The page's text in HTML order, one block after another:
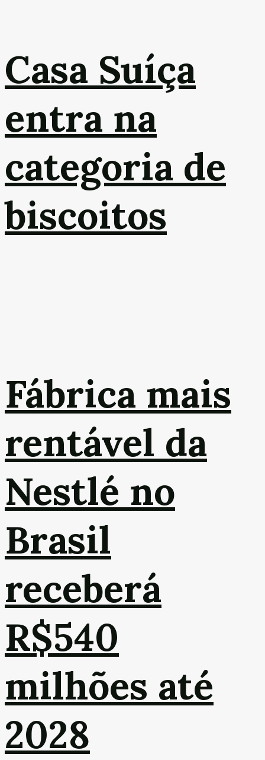
Casa Suíça
entra na
categoria de
biscoitos
Fábrica mais
rentável da
Nestlé no
Brasil
receberá
R$540
milhões até
2028